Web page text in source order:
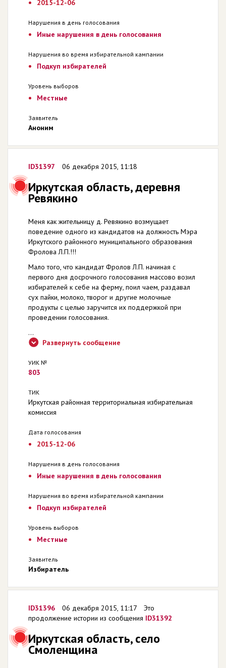
2015-12-06
Нарушения в день голосования
Иные нарушения в день голосования
Нарушения во время избирательной кампании
Подкуп избирателей
Уровень выборов
Местные
Заявитель
Аноним
ID31397 06 декабря 2015, 11:18
Иркутская область, деревня
Ревякино
Меня как жительницу д. Ревякино возмущает
поведение одного из кандидатов на должность Мэра
Иркутского районного муниципального образования
Фролова Л.П.!!!
Мало того, что кандидат Фролов Л.П. начиная с
первого дня досрочного голосования массово возил
избирателей к себе на ферму, поил чаем, раздавал
сух пайки, молоко, творог и другие молочные
продукты с целью заручится их поддержкой при
проведении голосования.
...
Развернуть сообщение
УИК №
803
ТИК
Иркутская районная территориальная избирательная
комиссия
Дата голосования
2015-12-06
Нарушения в день голосования
Иные нарушения в день голосования
Нарушения во время избирательной кампании
Подкуп избирателей
Уровень выборов
Местные
Заявитель
Избиратель
ID31396 06 декабря 2015, 11:17
Это
продолжение истории из сообщения ID31392
Иркутская область, село
Смоленщина